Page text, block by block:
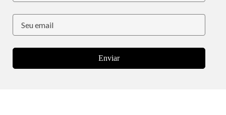
Enviar